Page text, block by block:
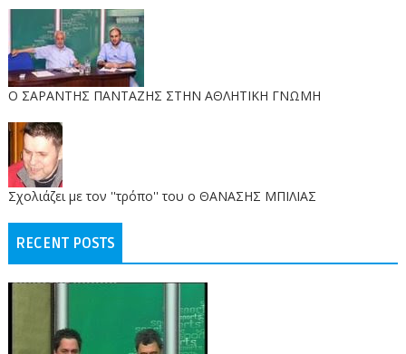
O ΣΑΡΑΝΤΗΣ ΠΑΝΤΑΖΗΣ ΣΤΗΝ ΑΘΛΗΤΙΚΗ ΓΝΩΜΗ
Σχολιάζει με τον ''τρόπο'' του ο ΘΑΝΑΣΗΣ ΜΠΙΛΙΑΣ
RECENT POSTS